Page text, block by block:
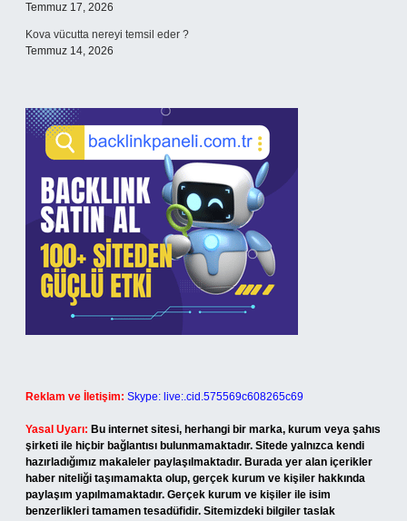
Temmuz 17, 2026
Kova vücutta nereyi temsil eder ?
Temmuz 14, 2026
Reklam ve İletişim: Skype: live:.cid.575569c608265c69
Yasal Uyarı: Bu internet sitesi, herhangi bir marka, kurum veya şahıs
şirketi ile hiçbir bağlantısı bulunmamaktadır. Sitede yalnızca kendi
hazırladığımız makaleler paylaşılmaktadır. Burada yer alan içerikler
haber niteliği taşımamakta olup, gerçek kurum ve kişiler hakkında
paylaşım yapılmamaktadır. Gerçek kurum ve kişiler ile isim
benzerlikleri tamamen tesadüfidir. Sitemizdeki bilgiler taslak